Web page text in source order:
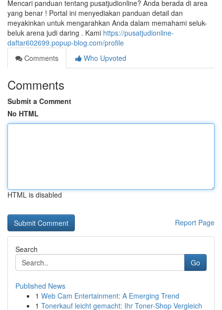
Mencari panduan tentang pusatjudionline? Anda berada di area
yang benar ! Portal ini menyediakan panduan detail dan
meyakinkan untuk mengarahkan Anda dalam memahami seluk-
beluk arena judi daring . Kami https://pusatjudionline-
daftar602699.popup-blog.com/profile
Comments
Who Upvoted
Comments
Submit a Comment
No HTML
HTML is disabled
Report Page
Search
Go
Published News
1 Web Cam Entertainment: A Emerging Trend
1 Tonerkauf leicht gemacht: Ihr Toner-Shop Vergleich